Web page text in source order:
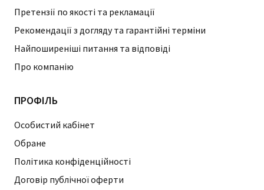
Претензії по якості та рекламації
Рекомендації з догляду та гарантійні терміни
Найпоширеніші питання та відповіді
Про компанію
ПРОФІЛЬ
Особистий кабінет
Обране
Політика конфіденційності
Договір публічної оферти